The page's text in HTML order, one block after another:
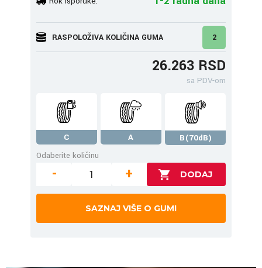
RASPOLOŽIVA KOLIČINA GUMA 2
26.263 RSD
sa PDV-om
C A
B(70dB)
Odaberite količinu
- +
SAZNAJ VIŠE O GUMI